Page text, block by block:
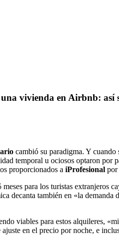
vivienda en Airbnb: así
cambió su paradigma. Y cuando
temporal u ociosos optaron por
proporcionados a iProfesional por
para los turistas
decanta también en «la
viables para estos alquileres,
en el precio por noche, e